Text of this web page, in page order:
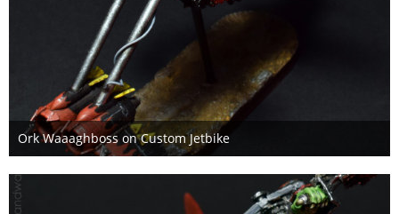
Ork Waaaghboss on Custom Jetbike
4. Februar 2021